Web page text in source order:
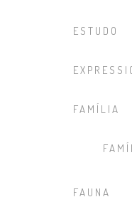
ESTUDO
FAMÍLIA
FAUNA